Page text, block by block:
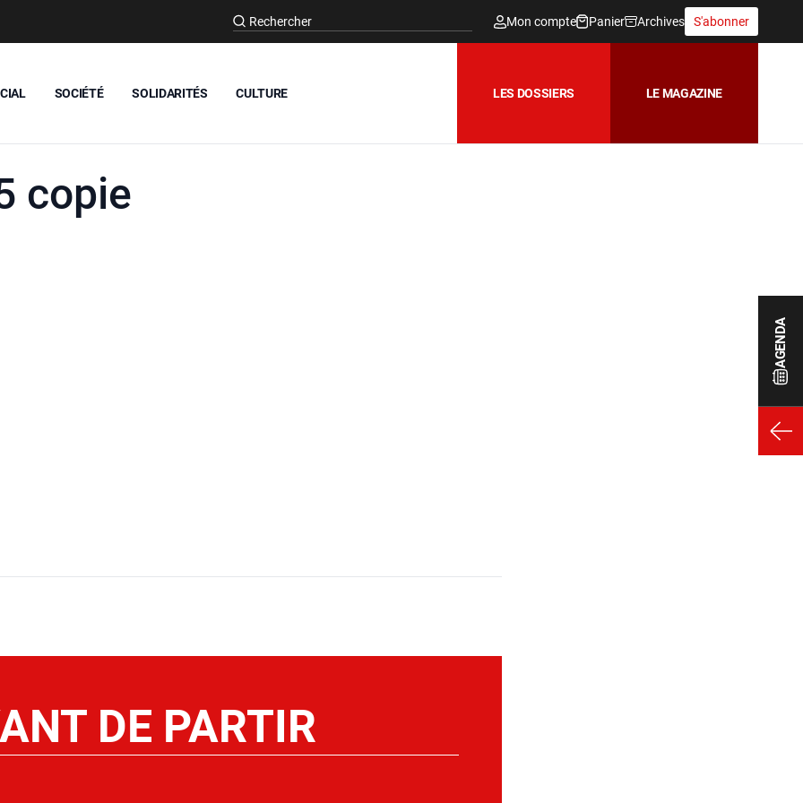
AGENDA
Mon compte Panier Archives S'abonner
SOCIÉTÉ SOLIDARITÉS CULTURE LES DOSSIERS LE MAGAZINE
copie
DE PARTIR